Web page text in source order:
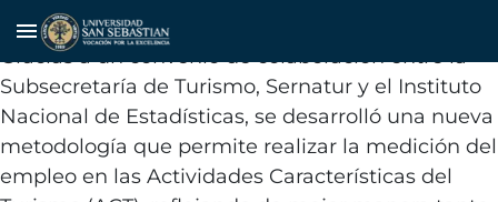
menu
Empleo directo en turismo
Gracias a un convenio de colaboración entre la
Subsecretaría de Turismo, Sernatur y el Instituto
Nacional de Estadísticas, se desarrolló una nueva
metodología que permite realizar la medición del
empleo en las Actividades Características del